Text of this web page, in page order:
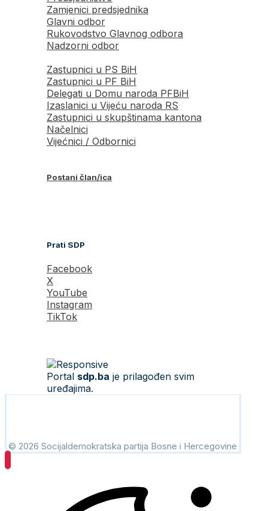
Zamjenici predsjednika
Glavni odbor
Rukovodstvo Glavnog odbora
Nadzorni odbor
Zastupnici u PS BiH
Zastupnici u PF BiH
Delegati u Domu naroda PFBiH
Izaslanici u Vijeću naroda RS
Zastupnici u skupštinama kantona
Načelnici
Vijećnici / Odbornici
Postani član/ica
Prati SDP
Facebook
X
YouTube
Instagram
TikTok
Portal sdp.ba je prilagođen svim
uređajima.
© 2026 Socijaldemokratska partija Bosne i Hercegovine